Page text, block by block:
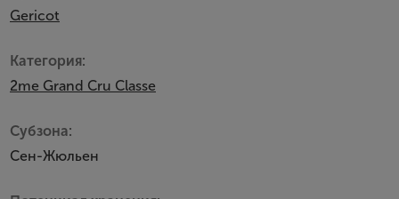
Gericot
Категория:
2me Grand Сru Сlasse
Субзона:
Сен-Жюльен